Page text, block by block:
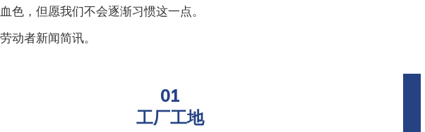
色，但愿我们不会逐渐习惯这一点。
动者新闻简讯。
01
工厂工地